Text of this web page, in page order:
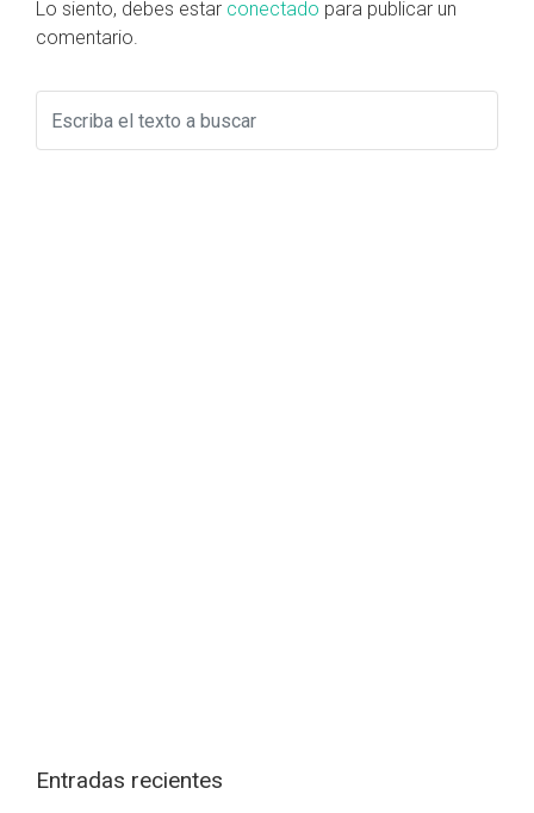
Lo siento, debes estar conectado para publicar un
comentario.
Entradas recientes